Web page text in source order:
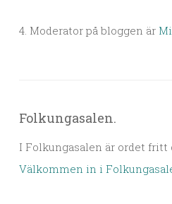
4. Moderator på bloggen är
Folkungasalen.
I Folkungasalen är ordet fritt
Välkommen in i